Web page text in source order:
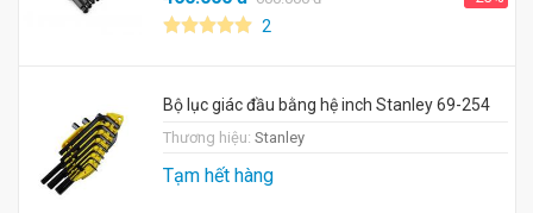
2
Bộ lục giác đầu bằng hệ inch Stanley 69-254
Thương hiệu: Stanley
Tạm hết hàng